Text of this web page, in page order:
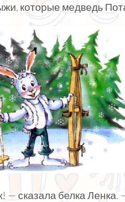
которые медведь
— сказала белка Ленка.